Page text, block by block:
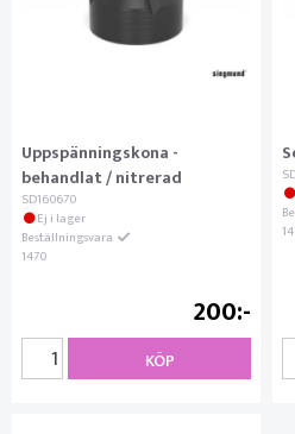
Uppspänningskona -
behandlat / nitrerad
SD160670
Ej i lager
Beställningsvara
1470
200
KÖP